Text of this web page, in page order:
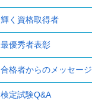
輝く資格取得者
最優秀者表彰
合格者からのメッセージ
検定試験Q&A